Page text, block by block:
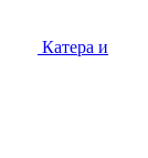
Катера и